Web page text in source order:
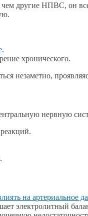
другие НПВС, он
.
хронического.
незаметно,
нервную
на артериальное
электролитный